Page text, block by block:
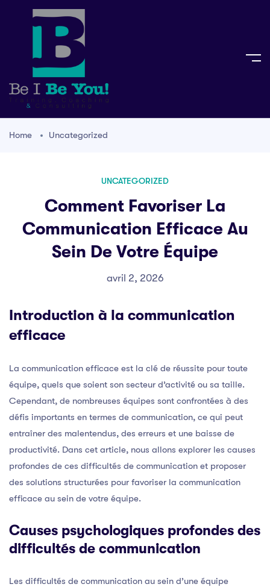
Home Uncategorized
UNCATEGORIZED
Comment Favoriser La
Communication Efficace Au
Sein De Votre Équipe
avril 2, 2026
Introduction à la communication
efficace
La communication efficace est la clé de réussite pour toute
équipe, quels que soient son secteur d’activité ou sa taille.
Cependant, de nombreuses équipes sont confrontées à des
défis importants en termes de communication, ce qui peut
entraîner des malentendus, des erreurs et une baisse de
productivité. Dans cet article, nous allons explorer les causes
profondes de ces difficultés de communication et proposer
des solutions structurées pour favoriser la communication
efficace au sein de votre équipe.
Causes psychologiques profondes des
difficultés de communication
Les difficultés de communication au sein d’une équipe